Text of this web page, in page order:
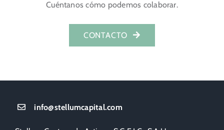
Cuéntanos cómo podemos colaborar.
CONTACTO
info@stellumcapital.com